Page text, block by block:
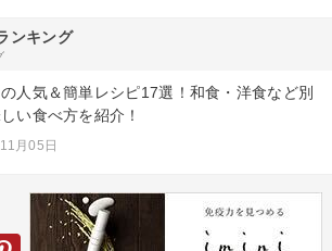
ンキング
人気＆簡単レシピ17選！和食・洋食など別
い食べ方を紹介！
月05日